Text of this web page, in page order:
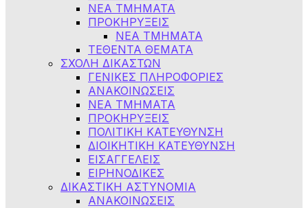
NEA TMHMATA
ΠΡΟΚΗΡΥΞΕΙΣ
ΝΕΑ ΤΜΗΜΑΤΑ
ΤΕΘΕΝΤΑ ΘΕΜΑΤΑ
ΣΧΟΛΗ ΔΙΚΑΣΤΩΝ
ΓΕΝΙΚΕΣ ΠΛΗΡΟΦΟΡΙΕΣ
ΑΝΑΚΟΙΝΩΣΕΙΣ
ΝΕΑ ΤΜΗΜΑΤΑ
ΠΡΟΚΗΡΥΞΕΙΣ
ΠΟΛΙΤΙΚΗ ΚΑΤΕΥΘΥΝΣΗ
ΔΙΟΙΚΗΤΙΚΗ ΚΑΤΕΥΘΥΝΣΗ
ΕΙΣΑΓΓΕΛΕΙΣ
ΕΙΡΗΝΟΔΙΚΕΣ
ΔΙΚΑΣΤΙΚΗ ΑΣΤΥΝΟΜΙΑ
ΑΝΑΚΟΙΝΩΣΕΙΣ